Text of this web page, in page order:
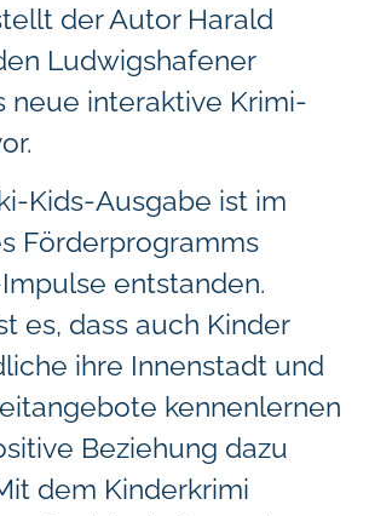
der Autor Harald
Ludwigshafener
neue interaktive Krimi-
Kids-Ausgabe ist im
Förderprogramms
entstanden.
es, dass auch Kinder
ihre Innenstadt und
kennenlernen
Beziehung dazu
dem Kinderkrimi